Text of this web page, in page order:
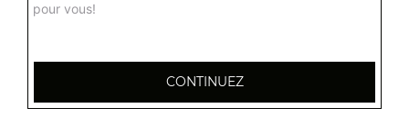
pour vous!
CONTINUEZ